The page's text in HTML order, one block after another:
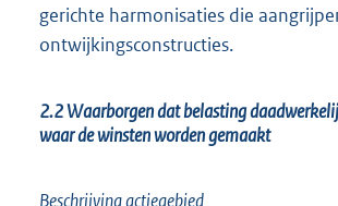
gerichte harmonisaties die
ontwijkingsconstructies.
2.2 Waarborgen dat belasting
waar de winsten worden gemaakt
Beschrijving actiegebied